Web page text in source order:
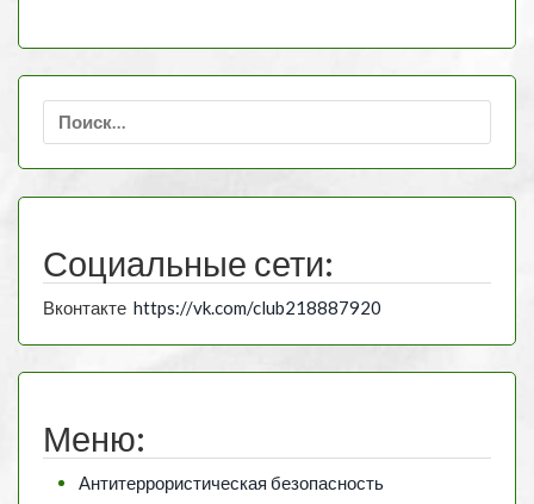
Найти:
Социальные сети:
Вконтакте https://vk.com/club218887920
Меню:
Антитеррористическая безопасность